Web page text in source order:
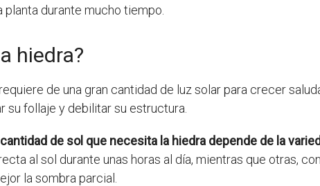
durante mucho tiempo.
hiedra?
de una gran cantidad de luz solar para crecer
su follaje y debilitar su estructura.
de sol que necesita la hiedra depende de la
al sol durante unas horas al día, mientras que otras,
la sombra parcial.